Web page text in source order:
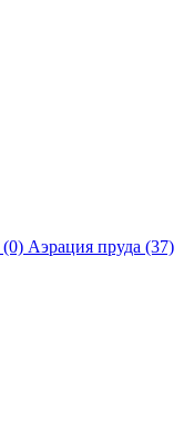
(0) Аэрация пруда (37)